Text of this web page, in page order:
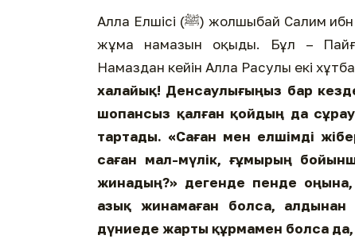
Алла Елшісі (ﷺ) жолшыбай Салим ибн Ауф ұлдарының мекеніне соғып, Рануна алаңқайында
жұма намазын оқыды. Бұл –
Намаздан кейін Алла Расулы екі
халайық! Денсаулығыңыз бар
шопансыз қалған қойдың да
тартады. «Саған мен елшімді
саған мал-мүлік, ғұмырың
жинадың?» дегенде пенде
азық жинамаған болса, алдынан
дүниеде жарты құрмамен болса